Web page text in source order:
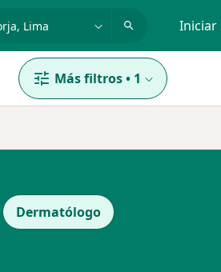
Iniciar
Más filtros• 1
Dermatólogo